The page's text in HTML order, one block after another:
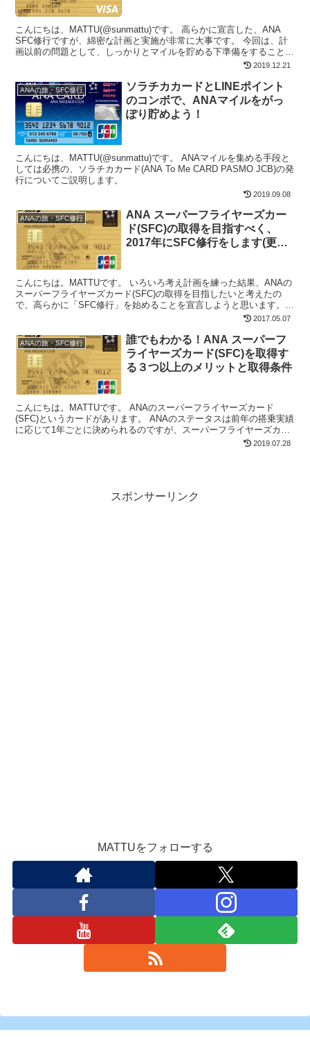
こんにちは、MATTU(@sunmattu)です。 高らかに宣言した、ANA
SFC修行ですが、綿密な計画と実施が非常に大事です。 今回は、計
画以前の問題として、しっかりとマイルを貯める下準備をすることが
2019.12.21
ANAの旅・SFC修行
ソラチカカードとLINEポイント
のコンボで、ANAマイルをがっ
ぽり貯めよう！
こんにちは、MATTU(@sunmattu)です。 ANAマイルを集める手段と
しては必携の、ソラチカカード(ANA To Me CARD PASMO JCB)の発
行についてご説明します。
2019.09.08
ANAの旅・SFC修行
ANA スーパーフライヤーズカー
ド(SFC)の取得を目指すべく、
2017年にSFC修行をします(更新:
こんにちは。MATTUです。 いろいろ考え計画を練った結果、ANAの
スーパーフライヤーズカード(SFC)の取得を目指したいと考えたの
で、高らかに「SFC修行」を始めることを宣言しようと思います。
2017.05.07
ANAの旅・SFC修行
誰でもわかる！ANA スーパーフ
ライヤーズカード(SFC)を取得す
る３つ以上のメリットと取得条件
こんにちは。MATTUです。 ANAのスーパーフライヤーズカード
(SFC)というカードがあります。 ANAのステータスは前年の搭乗実績
に応じて1年ごとに決められるのですが、スーパーフライヤーズカー
2019.07.28
スポンサーリンク
MATTUをフォローする